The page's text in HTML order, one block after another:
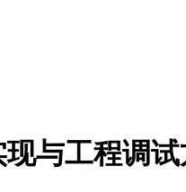
与工程调